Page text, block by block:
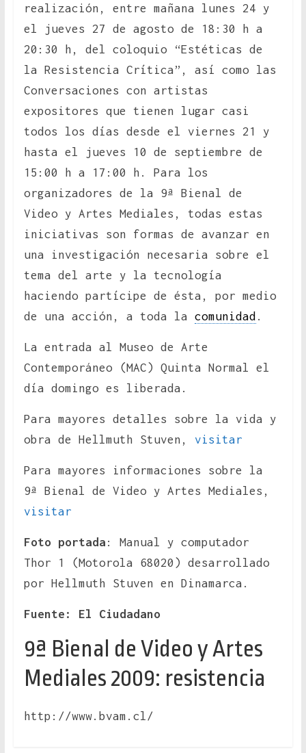
realización, entre mañana lunes 24 y
el jueves 27 de agosto de 18:30 h a
20:30 h, del coloquio “Estéticas de
la Resistencia Crítica”, así como las
Conversaciones con artistas
expositores que tienen lugar casi
todos los días desde el viernes 21 y
hasta el jueves 10 de septiembre de
15:00 h a 17:00 h. Para los
organizadores de la 9ª Bienal de
Video y Artes Mediales, todas estas
iniciativas son formas de avanzar en
una investigación necesaria sobre el
tema del arte y la tecnología
haciendo partícipe de ésta, por medio
de una acción, a toda la comunidad .
La entrada al Museo de Arte
Contemporáneo (MAC) Quinta Normal el
día domingo es liberada.
Para mayores detalles sobre la vida y
obra de Hellmuth Stuven, visitar
Para mayores informaciones sobre la
9ª Bienal de Video y Artes Mediales,
visitar
Foto portada : Manual y computador
Thor 1 (Motorola 68020) desarrollado
por Hellmuth Stuven en Dinamarca.
Fuente: El Ciudadano
9ª Bienal de Video y Artes
Mediales 2009: resistencia
http://www.bvam.cl/